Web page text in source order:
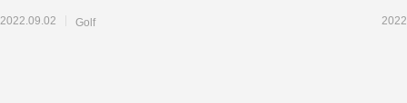
方通行の情報になりますので
2022.09.02 Golf
方